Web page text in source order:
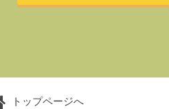
トップページへ